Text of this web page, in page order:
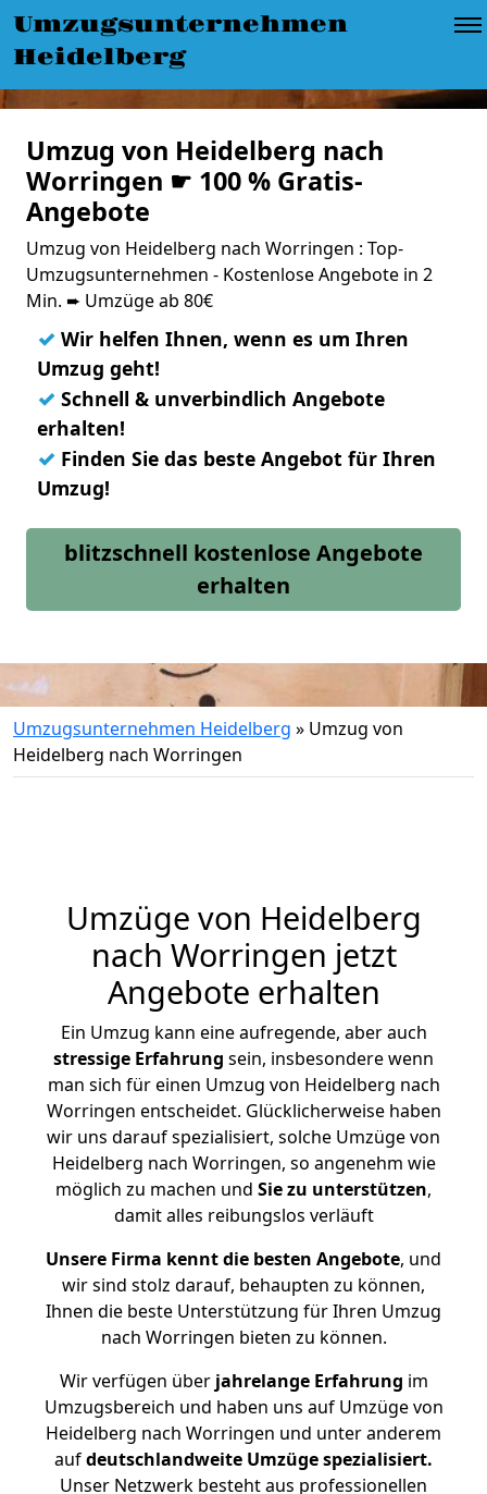
Umzugsunternehmen
Heidelberg
Umzug von Heidelberg nach
Worringen ☛ 100 % Gratis-
Angebote
Umzug von Heidelberg nach Worringen : Top-
Umzugsunternehmen - Kostenlose Angebote in 2
Min. ➨ Umzüge ab 80€
✓ Wir helfen Ihnen, wenn es um Ihren
Umzug geht!
✓ Schnell & unverbindlich Angebote
erhalten!
✓ Finden Sie das beste Angebot für Ihren
Umzug!
blitzschnell kostenlose Angebote
erhalten
Umzugsunternehmen Heidelberg » Umzug von
Heidelberg nach Worringen
Umzüge von Heidelberg
nach Worringen jetzt
Angebote erhalten
Ein Umzug kann eine aufregende, aber auch
stressige Erfahrung sein, insbesondere wenn
man sich für einen Umzug von Heidelberg nach
Worringen entscheidet. Glücklicherweise haben
wir uns darauf spezialisiert, solche Umzüge von
Heidelberg nach Worringen, so angenehm wie
möglich zu machen und Sie zu unterstützen,
damit alles reibungslos verläuft
Unsere Firma kennt die besten Angebote, und
wir sind stolz darauf, behaupten zu können,
Ihnen die beste Unterstützung für Ihren Umzug
nach Worringen bieten zu können.
Wir verfügen überjahrelange Erfahrung im
Umzugsbereich und haben uns auf Umzüge von
Heidelberg nach Worringen und unter anderem
aufdeutschlandweite Umzüge spezialisiert.
Unser Netzwerk besteht aus professionellen